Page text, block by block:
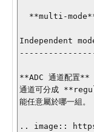
Independent
**ADC 通道配置**
通道可分成
能任意屬於哪一組。
.. image::